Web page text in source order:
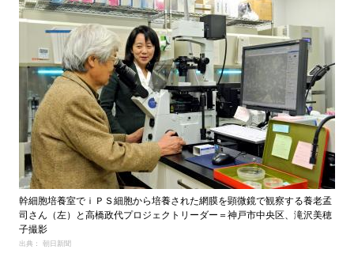
幹細胞培養室でｉＰＳ細胞から培養された網膜を顕微鏡で観察する養老孟
司さん（左）と高橋政代プロジェクトリーダー＝神戸市中央区、滝沢美穂
子撮影
出典： 朝日新聞